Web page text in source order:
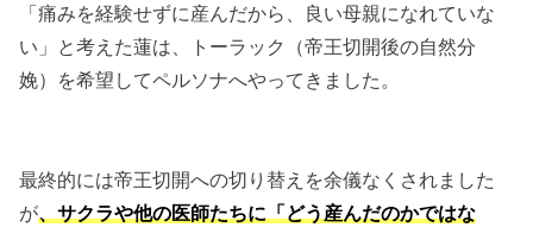
「痛みを経験せずに産んだから、良い母親になれていな
い」と考えた蓮は、トーラック（帝王切開後の自然分
娩）を希望してペルソナへやってきました。
最終的には帝王切開への切り替えを余儀なくされました
が、サクラや他の医師たちに「どう産んだのかではな